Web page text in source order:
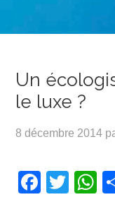
Un
le luxe ?
8 décembre 2014